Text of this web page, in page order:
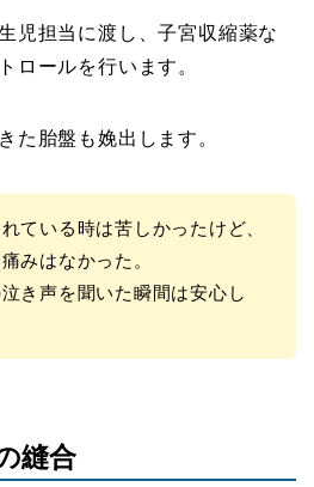
児担当に渡し、子宮収縮薬な
ロールを行います。
た胎盤も娩出します。
ている時は苦しかったけど、
みはなかった。
き声を聞いた瞬間は安心し
縫合